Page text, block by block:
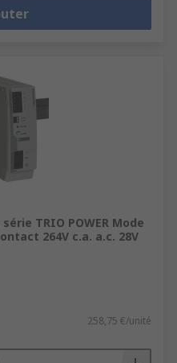
TRIO POWER Mode
264V c.a. a.c. 28V
258,75 €/unité